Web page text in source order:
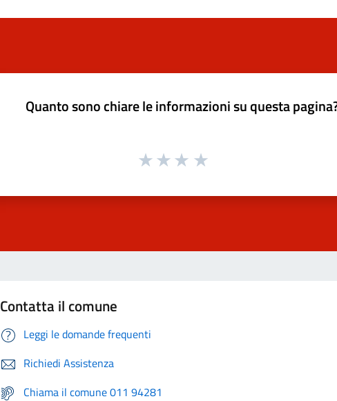
Quanto sono chiare le informazioni su questa
Contatta il comune
Leggi le domande frequenti
Richiedi Assistenza
Chiama il comune 011 94281